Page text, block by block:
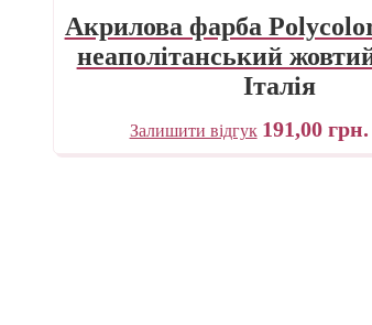
Акрилова фарба
неаполітанський
Італія
Залишити відгук 191,00 грн.